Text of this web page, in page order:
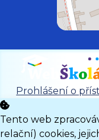
Prohlášení o
Tento web
relační) cookies,